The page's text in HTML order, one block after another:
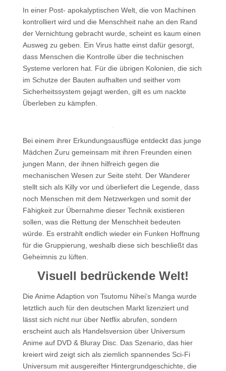
In einer Post- apokalyptischen Welt, die von Machinen
kontrolliert wird und die Menschheit nahe an den Rand
der Vernichtung gebracht wurde, scheint es kaum einen
Ausweg zu geben. Ein Virus hatte einst dafür gesorgt,
dass Menschen die Kontrolle über die technischen
Systeme verloren hat. Für die übrigen Kolonien, die sich
im Schutze der Bauten aufhalten und seither vom
Sicherheitssystem gejagt werden, gilt es um nackte
Überleben zu kämpfen.
Bei einem ihrer Erkundungsausflüge entdeckt das junge
Mädchen Zuru gemeinsam mit ihren Freunden einen
jungen Mann, der ihnen hilfreich gegen die
mechanischen Wesen zur Seite steht. Der Wanderer
stellt sich als Killy vor und überliefert die Legende, dass
noch Menschen mit dem Netzwerkgen und somit der
Fähigkeit zur Übernahme dieser Technik existieren
sollen, was die Rettung der Menschheit bedeuten
würde. Es erstrahlt endlich wieder ein Funken Hoffnung
für die Gruppierung, weshalb diese sich beschließt das
Geheimnis zu lüften.
Visuell bedrückende Welt!
Die Anime Adaption von Tsutomu Nihei’s Manga wurde
letztlich auch für den deutschen Markt lizenziert und
lässt sich nicht nur über Netflix abrufen, sondern
erscheint auch als Handelsversion über Universum
Anime auf DVD & Bluray Disc. Das Szenario, das hier
kreiert wird zeigt sich als ziemlich spannendes Sci-Fi
Universum mit ausgereifter Hintergrundgeschichte, die